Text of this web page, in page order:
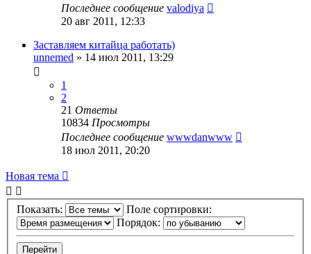
Последнее сообщение valodiya
20 авг 2011, 12:33
Заставляем китайца работать)
unnemed » 14 июл 2011, 13:29
1
2
21 Ответы
10834 Просмотры
Последнее сообщение wwwdanwww
18 июл 2011, 20:20
Новая тема
Показать:
Поле сортировки:
Порядок: